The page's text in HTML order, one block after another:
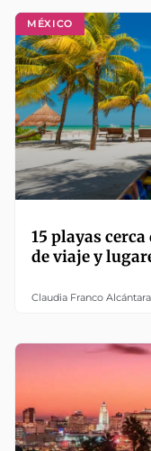
MÉXICO
15 playas
de viaje y
Claudia Franco Alcántara